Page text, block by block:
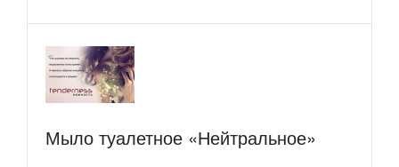
Мыло туалетное «Нейтральное»